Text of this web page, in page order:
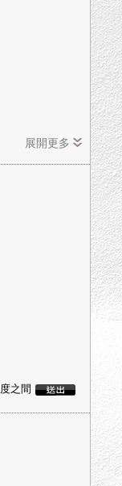
展開更多
度之間